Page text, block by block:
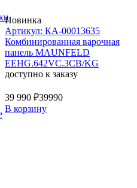
Новинка
Артикул: КА-00013635
Комбинированная варочная
панель MAUNFELD
EEHG.642VC.3CB/KG
доступно к заказу
39 990 ₽39990
В корзину